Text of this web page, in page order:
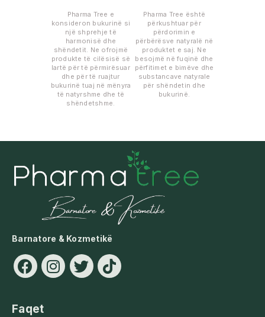
Pharma Tree e
konsideron bukurinë si
një shprehje të
harmonisë dhe
shëndetit. Ne ofrojmë
produkte të cilësisë së
lartë për të përmirësuar
dhe për të ruajtur
bukurinë tuaj në mënyra
të natyrshme dhe të
shëndetshme.
Pharma Tree është
përkushtuar për
përdorimin e
përbërësve natyralë në
produktet e saj. Ne
besojmë në fuqinë dhe
përfitimet e bimëve dhe
substancave natyrale
për shëndetin dhe
bukurinë.
Barnatore & Kozmetikë
Faqet